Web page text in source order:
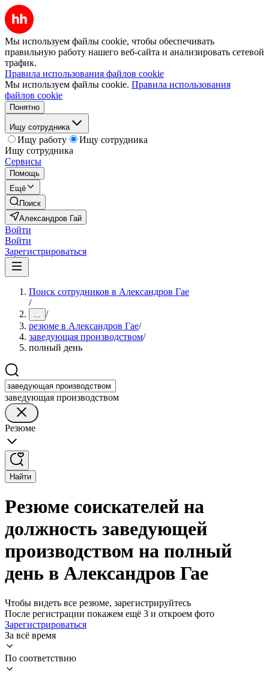
Мы используем файлы cookie, чтобы обеспечивать
правильную работу нашего веб-сайта и анализировать сетевой
трафик.
Правила использования файлов cookie
Мы используем файлы cookie. Правила использования
файлов cookie
Понятно
Ищу сотрудника
Ищу работу
Ищу сотрудника
Ищу сотрудника
Сервисы
Помощь
Ещё
Поиск
Александров Гай
Войти
Войти
Зарегистрироваться
Поиск сотрудников в Александров Гае
/
... /
резюме в Александров Гае/
заведующая производством/
полный день
заведующая производством
Резюме
Найти
Резюме соискателей на
должность заведующей
производством на полный
день в Александров Гае
Чтобы видеть все резюме, зарегистрируйтесь
После регистрации покажем ещё 3 и откроем фото
Зарегистрироваться
За всё время
По соответствию